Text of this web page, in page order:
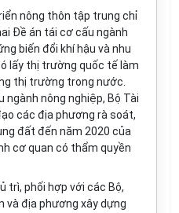
nông thôn tập trung chỉ
Đề án tái cơ cấu ngành
biến đổi khí hậu và nhu
lấy thị trường quốc tế làm
thị trường trong nước.
nông nghiệp, Bộ Tài
ạo các địa phương rà soát,
đất đến năm 2020 của
cơ quan có thẩm quyền
trì, phối hợp với các Bộ,
và địa phương xây dựng